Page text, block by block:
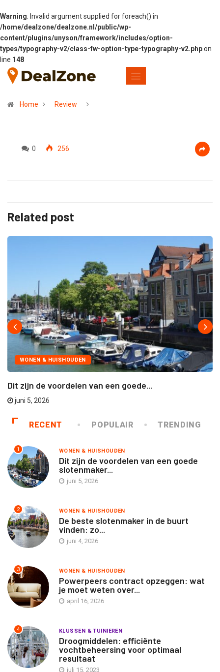
Warning: Invalid argument supplied for foreach() in
/home/dealzone/dealzone.nl/public/wp-
content/plugins/unyson/framework/includes/option-
types/typography-v2/class-fw-option-type-typography-v2.phpon
line 148
Home Review
0 256
Related post
WONEN & HUISHOUDEN
Dit zijn de voordelen van een goede...
juni 5, 2026
RECENT POPULAIR TRENDING
1 WONEN & HUISHOUDEN
Dit zijn de voordelen van een goede
slotenmaker...
juni 5, 2026
2 WONEN & HUISHOUDEN
De beste slotenmaker in de buurt
vinden: zo...
juni 4, 2026
3 WONEN & HUISHOUDEN
Powerpeers contract opzeggen: wat
je moet weten over...
april 16, 2026
4 KLUSSEN & TUINIEREN
Droogmiddelen: efficiënte
vochtbeheersing voor optimaal
resultaat
juli 15, 2023